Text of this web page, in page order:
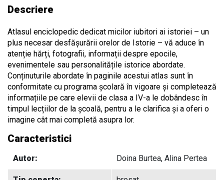
Descriere
Atlasul enciclopedic dedicat micilor iubitori ai istoriei – un
plus necesar desfășurării orelor de Istorie – vă aduce în
atenție hărți, fotografii, informații despre epocile,
evenimentele sau personalitățile istorice abordate.
Conținuturile abordate în paginile acestui atlas sunt în
conformitate cu programa școlară în vigoare și completează
informațiile pe care elevii de clasa a IV-a le dobândesc în
timpul lecțiilor de la școală, pentru a le clarifica și a oferi o
imagine cât mai completă asupra lor.
Caracteristici
Autor: Doina Burtea, Alina Pertea